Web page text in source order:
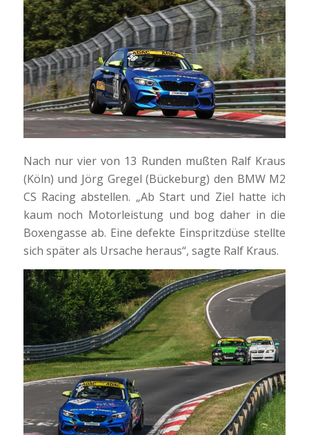
Nach nur vier von 13 Runden mußten Ralf Kraus
(Köln) und Jörg Gregel (Bückeburg) den BMW M2
CS Racing abstellen. „Ab Start und Ziel hatte ich
kaum noch Motorleistung und bog daher in die
Boxengasse ab. Eine defekte Einspritzdüse stellte
sich später als Ursache heraus“, sagte Ralf Kraus.